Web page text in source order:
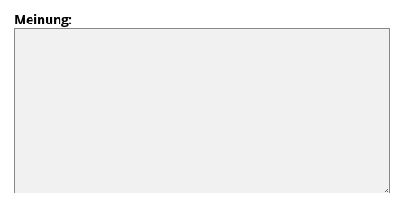
Meinung: